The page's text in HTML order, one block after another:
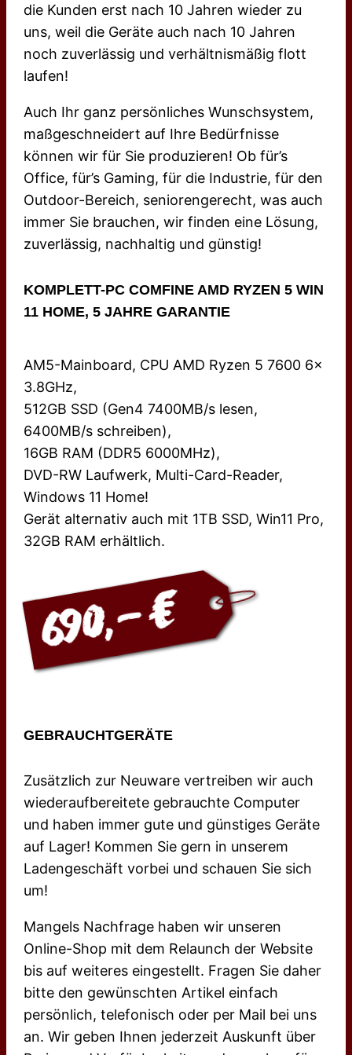
die Kunden erst nach 10 Jahren wieder zu
uns, weil die Geräte auch nach 10 Jahren
noch zuverlässig und verhältnismäßig flott
laufen!
Auch Ihr ganz persönliches Wunschsystem,
maßgeschneidert auf Ihre Bedürfnisse
können wir für Sie produzieren! Ob für’s
Office, für’s Gaming, für die Industrie, für den
Outdoor-Bereich, seniorengerecht, was auch
immer Sie brauchen, wir finden eine Lösung,
zuverlässig, nachhaltig und günstig!
KOMPLETT-PC COMFINE AMD RYZEN 5 WIN
11 HOME, 5 JAHRE GARANTIE
AM5-Mainboard, CPU AMD Ryzen 5 7600 6x
3.8GHz,
512GB SSD (Gen4 7400MB/s lesen,
6400MB/s schreiben),
16GB RAM (DDR5 6000MHz),
DVD-RW Laufwerk, Multi-Card-Reader,
Windows 11 Home!
Gerät alternativ auch mit 1TB SSD, Win11 Pro,
32GB RAM erhältlich.
690,- €
GEBRAUCHTGERÄTE
Zusätzlich zur Neuware vertreiben wir auch
wiederaufbereitete gebrauchte Computer
und haben immer gute und günstiges Geräte
auf Lager! Kommen Sie gern in unserem
Ladengeschäft vorbei und schauen Sie sich
um!
Mangels Nachfrage haben wir unseren
Online-Shop mit dem Relaunch der Website
bis auf weiteres eingestellt. Fragen Sie daher
bitte den gewünschten Artikel einfach
persönlich, telefonisch oder per Mail bei uns
an. Wir geben Ihnen jederzeit Auskunft über